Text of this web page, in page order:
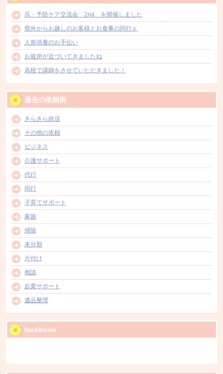
呉・予防ケア交流会 2nd を開催しました
県外からお越しのお客様とお食事の同行♬
人形供養のお手伝い
お彼岸が近づいてきましたね
高校で講師をさせていただきました！
過去の依頼例
きらきら終活
その他の依頼
ビジネス
介護サポート
代行
同行
子育てサポート
家族
掃除
未分類
片付け
相談
起業サポート
遺品整理
facebook